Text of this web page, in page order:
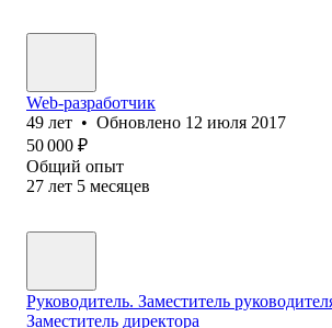
Web-разработчик
49 лет • Обновлено 12 июля 2017
50 000 ₽
Общий опыт
27 лет 5 месяцев
Руководитель. Заместитель
Заместитель директора